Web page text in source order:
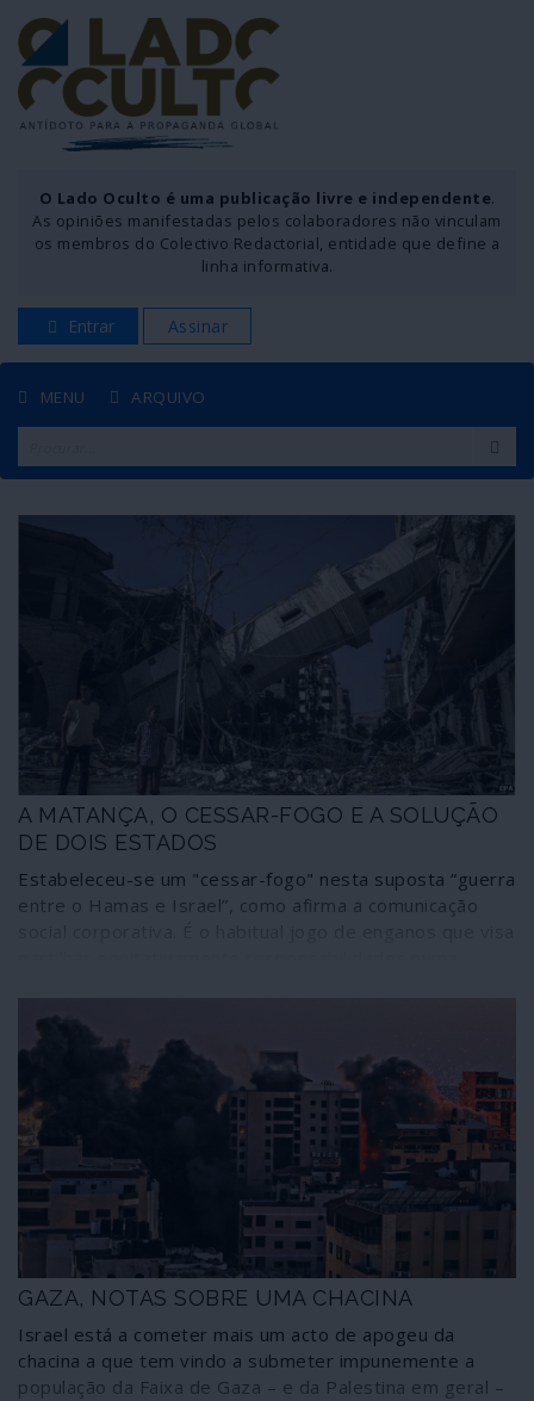
O Lado Oculto é uma publicação livre e independente.
As opiniões manifestadas pelos colaboradores não vinculam
os membros do Colectivo Redactorial, entidade que define a
linha informativa.
Entrar Assinar
MENU ARQUIVO
A MATANÇA, O CESSAR-FOGO E A SOLUÇÃO
DE DOIS ESTADOS
Estabeleceu-se um "cessar-fogo" nesta suposta “guerra
entre o Hamas e Israel”, como afirma a comunicação
as vítimas. O que está a acontecer não é uma guerra, é
um massacre de uma das partes; e o único cessar-fogo
possível e credível para a situação é o reconhecimento
dos direitos do povo palestiniano estabelecidos nas leis
internacionais. Tudo o resto significa o arrastamento da
situação e o extermínio de um povo. Interrompeu-se
uma fase de chacina extrema por parte de Israel mas
prossegue o massacre paulatino de povo palestiniano
até novo auge ofensivo contra Gaza ou qualquer outro
território ocupado da Palestina.
GAZA, NOTAS SOBRE UMA CHACINA
Israel está a cometer mais um acto de apogeu da
chacina a que tem vindo a submeter impunemente a
população da Faixa de Gaza – e da Palestina em geral –